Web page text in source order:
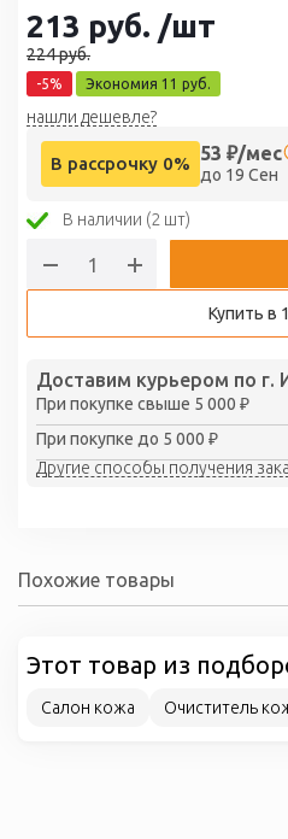
213 руб. /шт
224руб.
-5% Экономия 11 руб.
нашли дешевле?
В рассрочку 0% 53 ₽/мес
до 19 Сен
В наличии (2 шт)
Купить в
Доставим курьером по г.
При покупке свыше 5 000 ₽
При покупке до 5 000 ₽
Другие способы получения
Похожие товары
Этот товар из
Салон кожа Очиститель